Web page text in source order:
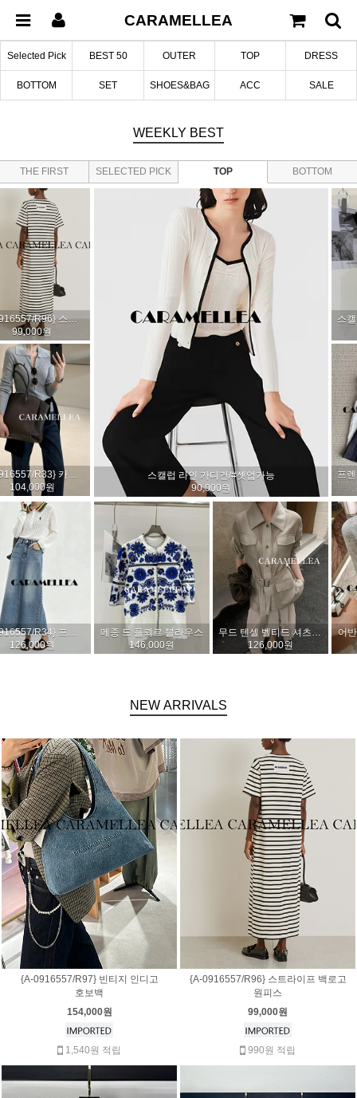
CARAMELLEA
Selected Pick BEST 50 OUTER TOP DRESS
BOTTOM SET SHOES&BAG ACC SALE
WEEKLY BEST
THE FIRST
EDITION
SELECTED PICK TOP BOTTOM
트윙클 스트라스 데님 팬츠
134,000원
어반 와이드 벨티드 코튼 팬츠 (2col)
블링스톤 세미 와이드 데님 팬츠
142,000원
프렌치 서머 플로럴 스커트 (2col)
86,000원
{수입}르블랑 실키 와이드 팬츠 (2col)
116,000원
가든 플로럴 팬츠
118,000원
NEW ARRIVALS
{A-0916557/R97} 빈티지 인디고
호보백
154,000원
1,540원 적립
{A-0916557/R96} 스트라이프 백로고
원피스
99,000원
990원 적립